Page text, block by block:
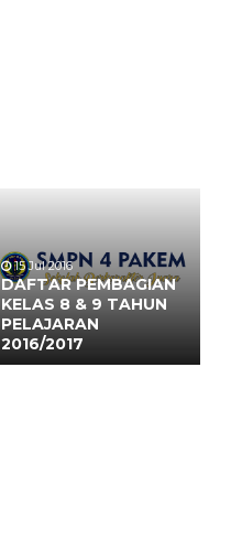
15 Jul 2016
DAFTAR PEMBAGIAN
KELAS 8 & 9 TAHUN
PELAJARAN
2016/2017